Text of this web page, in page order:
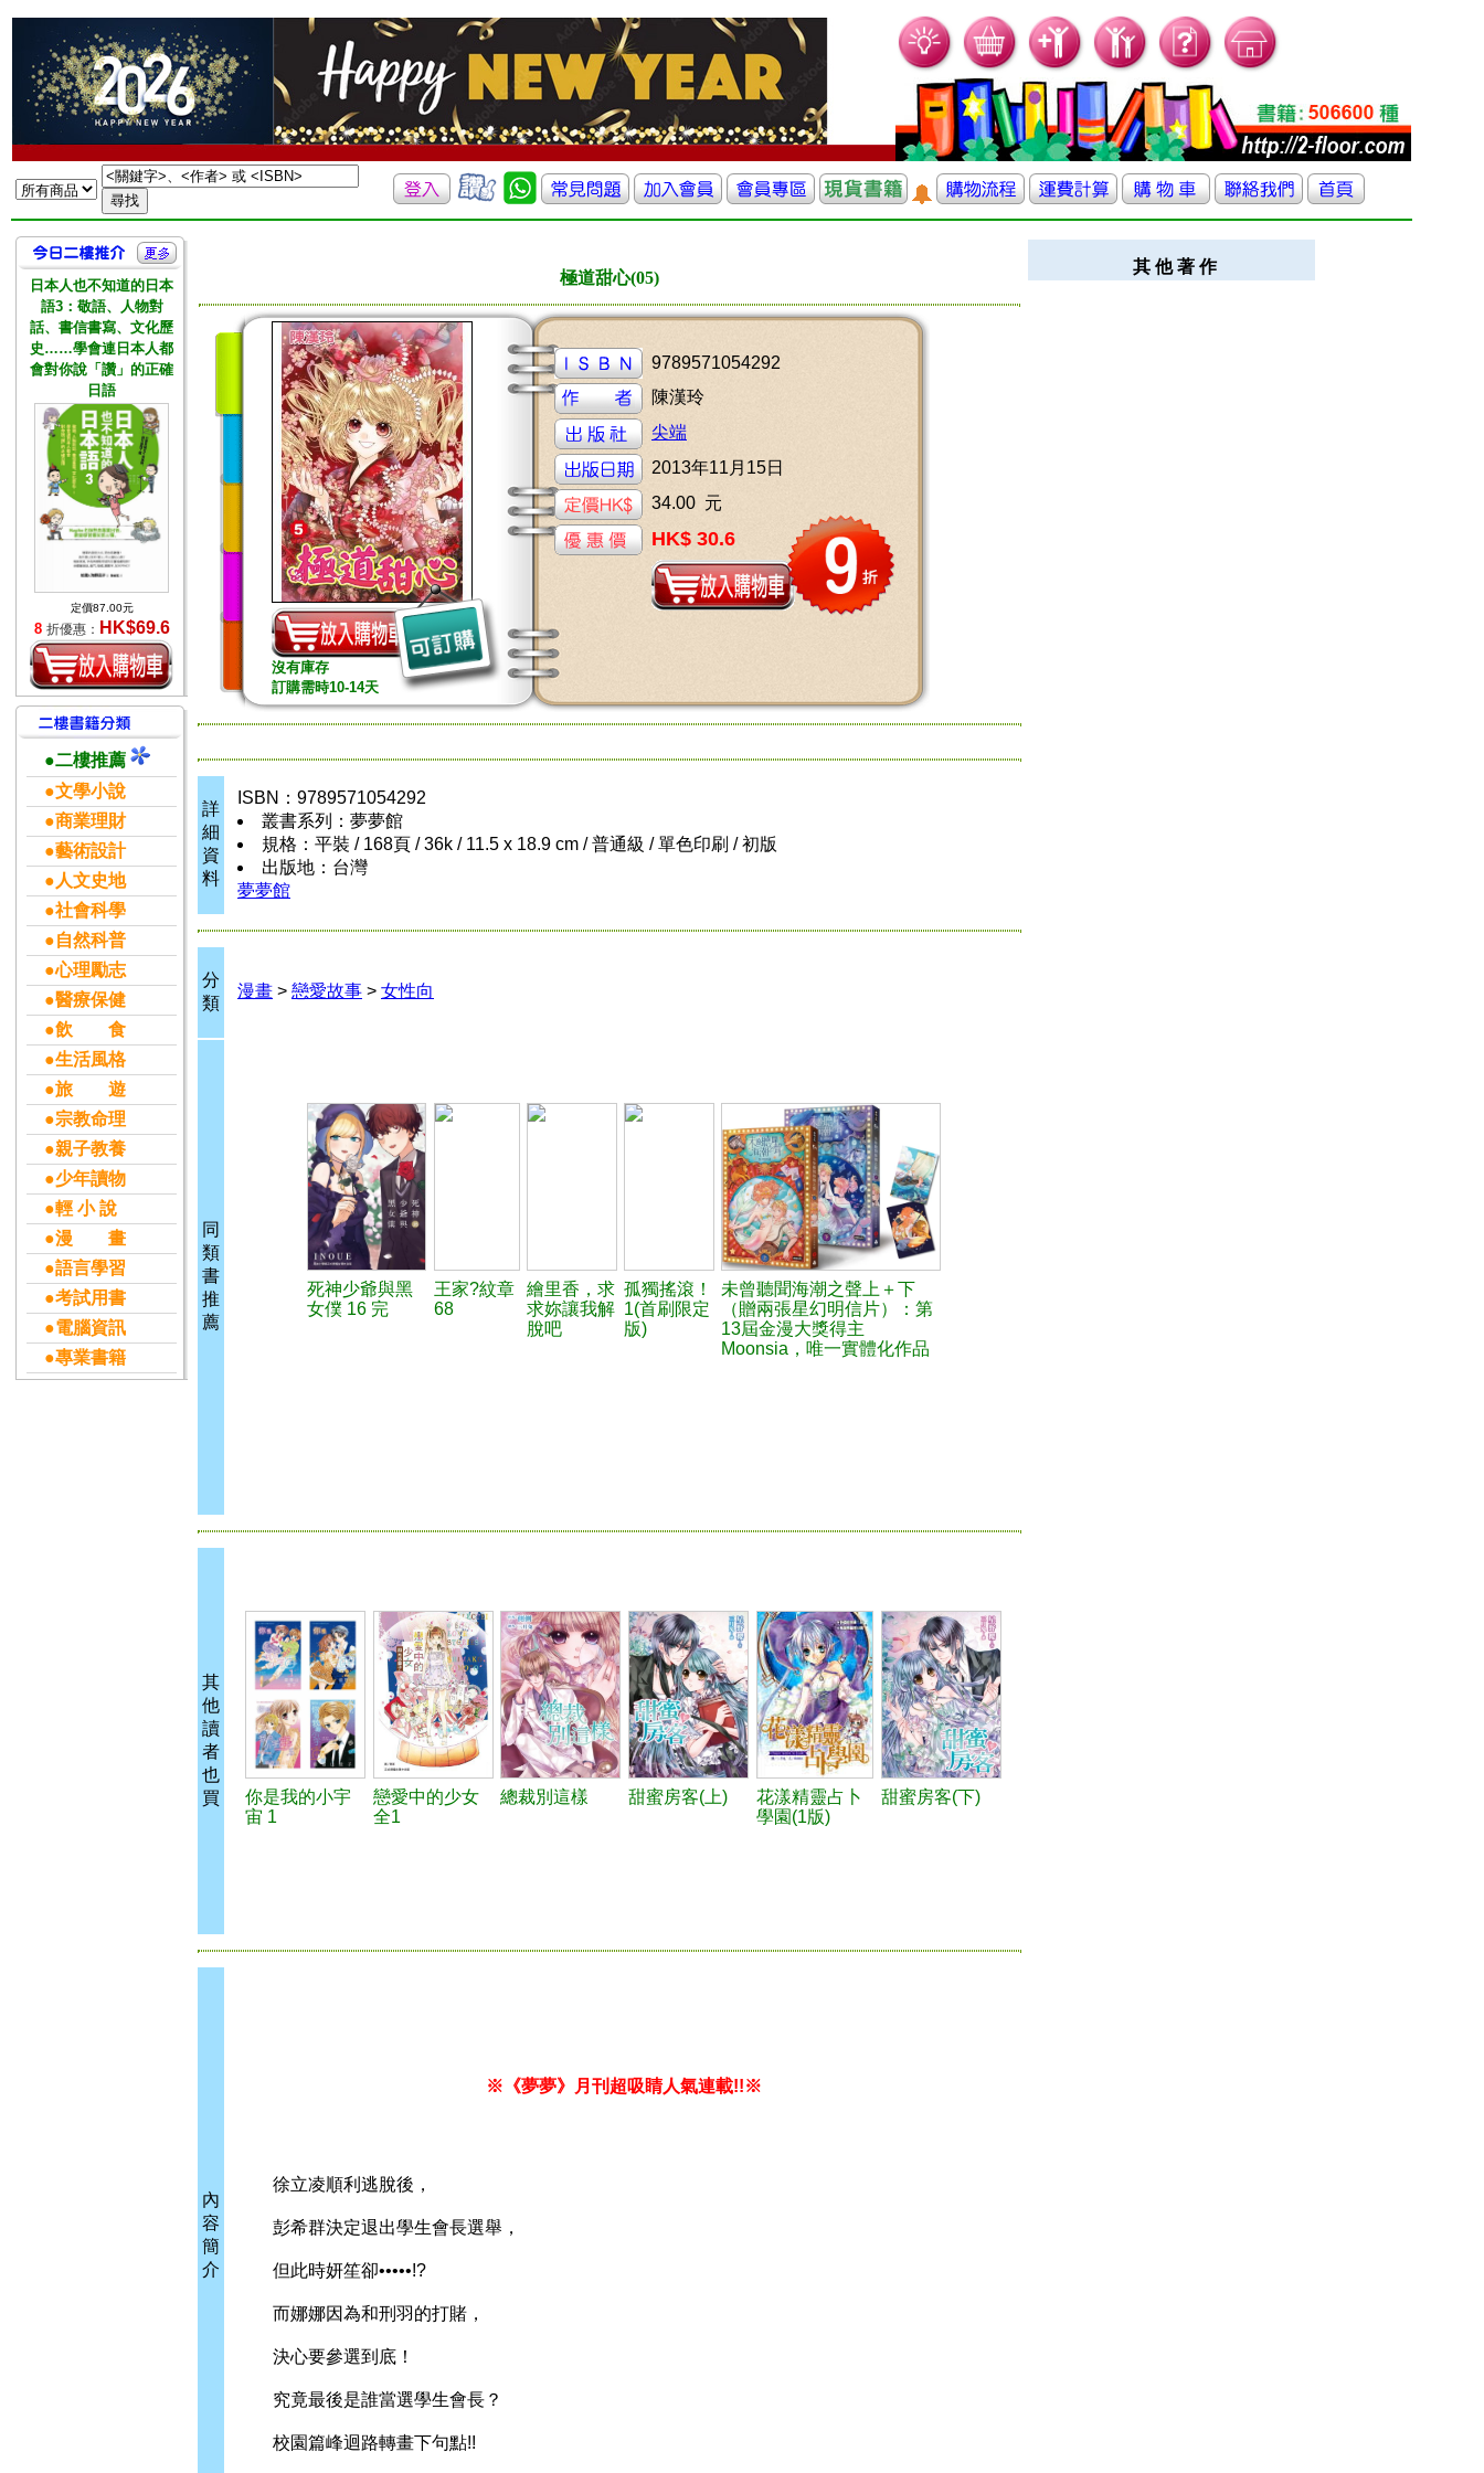
日本人也不知道的日本
語3：敬語、人物對
話、書信書寫、文化歷
史……學會連日本人都
會對你說「讚」的正確
日語
定價87.00元
8 折優惠： HK$69.6
●二樓推薦
●文學小說
●商業理財
●藝術設計
●人文史地
●社會科學
●自然科普
●心理勵志
●醫療保健
●飲 食
●生活風格
●旅 遊
●宗教命理
●親子教養
●少年讀物
●輕 小 說
●漫 畫
●語言學習
●考試用書
●電腦資訊
●專業書籍
極道甜心(05)
沒有庫存
訂購需時10-14天
9789571054292
陳漢玲
尖端
2013年11月15日
34.00 元
HK$ 30.6
詳
細
資
料
ISBN：9789571054292
叢書系列：夢夢館
規格：平裝 / 168頁 / 36k / 11.5 x 18.9 cm / 普通級 / 單色印刷 / 初版
出版地：台灣
夢夢館
分
類
漫畫 > 戀愛故事 > 女性向
同
類
書
推
薦
死神少爺與黑
女僕 16 完
王家?紋章
68
繪里香，求
求妳讓我解
脫吧
孤獨搖滾！
1(首刷限定
版)
未曾聽聞海潮之聲上＋下
（贈兩張星幻明信片）：第
13屆金漫大獎得主
Moonsia，唯一實體化作品
其
他
讀
者
也
買
你是我的小宇
宙 1
戀愛中的少女
全1
總裁別這樣 甜蜜房客(上)
花漾精靈占卜
學園(1版)
甜蜜房客(下)
內
容
簡
介
※《夢夢》月刊超吸睛人氣連載!!※
徐立凌順利逃脫後，
彭希群決定退出學生會長選舉，
但此時妍笙卻•••••!?
而娜娜因為和刑羽的打賭，
決心要參選到底！
究竟最後是誰當選學生會長？
校園篇峰迴路轉畫下句點!!
其 他 著 作